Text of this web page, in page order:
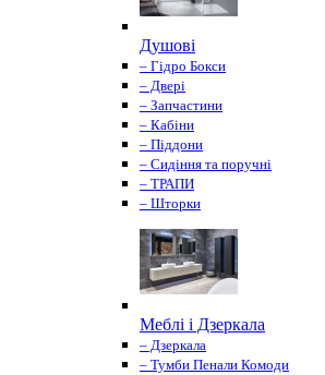
Душові
– Гідро Бокси
– Двері
– Запчастини
– Кабіни
– Піддони
– Сидіння та поручні
– ТРАПИ
– Шторки
Меблі і Дзеркала
– Дзеркала
– Тумби Пенали Комоди